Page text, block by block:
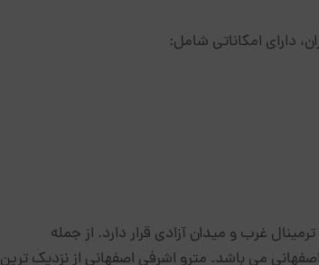
غرب و میدان آزادی قرار دارد. از جمله
می باشد. مترو اشرفی اصفهانی از نزدیک ترین